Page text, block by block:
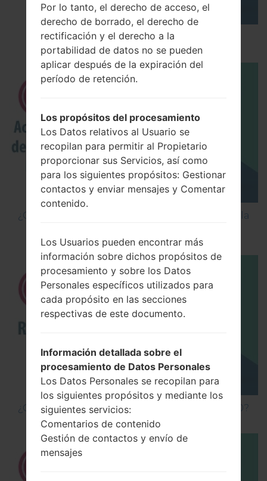
Los 5 principales Códigos Secretos para LG!
¿Cómo Activar las Opciones de Desarrollador y la
¿Cómo hacer Reinicio Completo en LG G5 H850?
Por lo tanto, el derecho de acceso, el
derecho de borrado, el derecho de
rectificación y el derecho a la
portabilidad de datos no se pueden
aplicar después de la expiración del
período de retención.
Los propósitos del procesamiento
Los Datos relativos al Usuario se
recopilan para permitir al Propietario
proporcionar sus Servicios, así como
para los siguientes propósitos: Gestionar
contactos y enviar mensajes y Comentar
contenido.
Los Usuarios pueden encontrar más
información sobre dichos propósitos de
procesamiento y sobre los Datos
Personales específicos utilizados para
cada propósito en las secciones
respectivas de este documento.
Información detallada sobre el
procesamiento de Datos Personales
Los Datos Personales se recopilan para
los siguientes propósitos y mediante los
siguientes servicios:
Comentarios de contenido
Gestión de contactos y envío de
mensajes